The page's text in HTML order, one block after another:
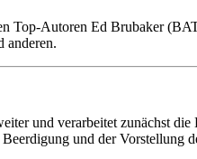
Top-Autoren Ed Brubaker
anderen.
und verarbeitet zunächst die
und der Vorstellung